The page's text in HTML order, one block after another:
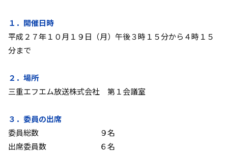
１．開催日時
平成２７年１０月１９日（月）午後３時１５分から４時１５
分まで
２．場所
三重エフエム放送株式会社 第１会議室
３．委員の出席
委員総数 ９名
出席委員数 ６名